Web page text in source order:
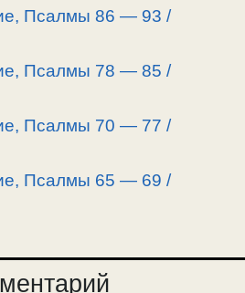
Псалмы 86 — 93 /
Псалмы 78 — 85 /
Псалмы 70 — 77 /
Псалмы 65 — 69 /